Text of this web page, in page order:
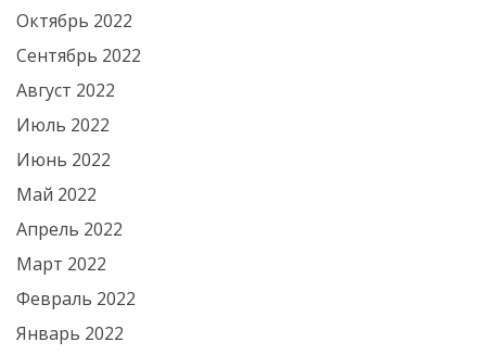
Октябрь 2022
Сентябрь 2022
Август 2022
Июль 2022
Июнь 2022
Май 2022
Апрель 2022
Март 2022
Февраль 2022
Январь 2022